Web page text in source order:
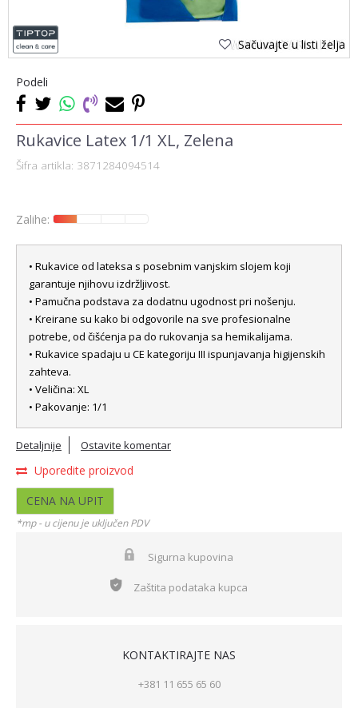
Sačuvajte u listi želja
Podeli
Rukavice Latex 1/1 XL, Zelena
Šifra artikla: 3871284094514
Zalihe:
• Rukavice od lateksa s posebnim vanjskim slojem koji
garantuje njihovu izdržljivost.
• Pamučna podstava za dodatnu ugodnost pri nošenju.
• Kreirane su kako bi odgovorile na sve profesionalne
potrebe, od čišćenja pa do rukovanja sa hemikalijama.
• Rukavice spadaju u CE kategoriju III ispunjavanja higijenskih
zahteva.
• Veličina: XL
• Pakovanje: 1/1
Detaljnije Ostavite komentar
Uporedite proizvod
CENA NA UPIT
*mp - u cijenu je uključen PDV
Sigurna kupovina
Zaštita podataka kupca
KONTAKTIRAJTE NAS
+381 11 655 65 60